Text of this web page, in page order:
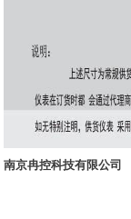
南京冉控科技有限公司